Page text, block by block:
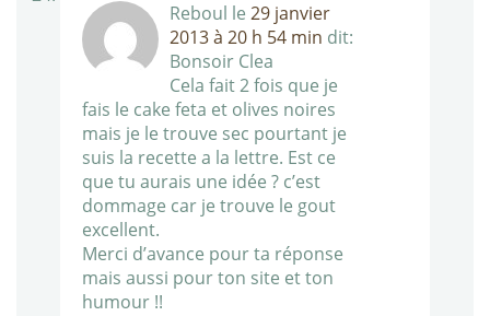
Reboul le 29 janvier
2013 à 20 h 54 min dit:
Bonsoir Clea
Cela fait 2 fois que je
fais le cake feta et olives noires
mais je le trouve sec pourtant je
suis la recette a la lettre. Est ce
que tu aurais une idée ? c’est
dommage car je trouve le gout
excellent.
Merci d’avance pour ta réponse
mais aussi pour ton site et ton
humour !!